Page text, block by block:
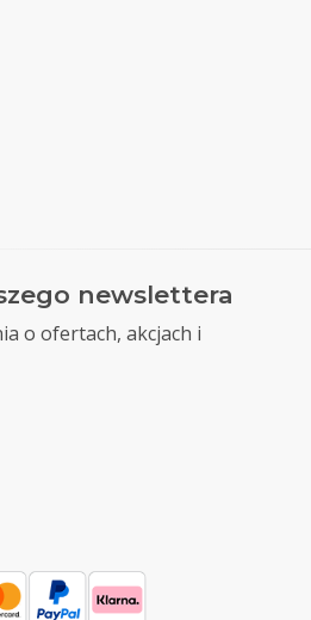
newslettera
o ofertach, akcjach i